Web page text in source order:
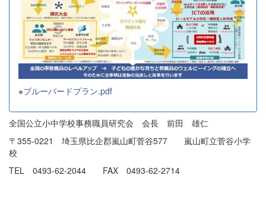
※ブルーバードプラン.pdf
全国公立小中学校事務職員研究会 会長 前田 雄仁
〒355-0221 埼玉県比企郡嵐山町菅谷577 嵐山町立菅谷小学
校
TEL 0493-62-2044 FAX 0493-62-2714